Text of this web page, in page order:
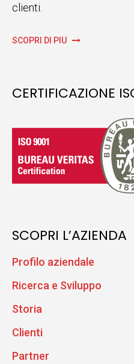
clienti.
SCOPRI DI PIÙ
CERTIFICAZIONE
SCOPRI L’AZIENDA
Profilo aziendale
Ricerca e Sviluppo
Storia
Clienti
Partner